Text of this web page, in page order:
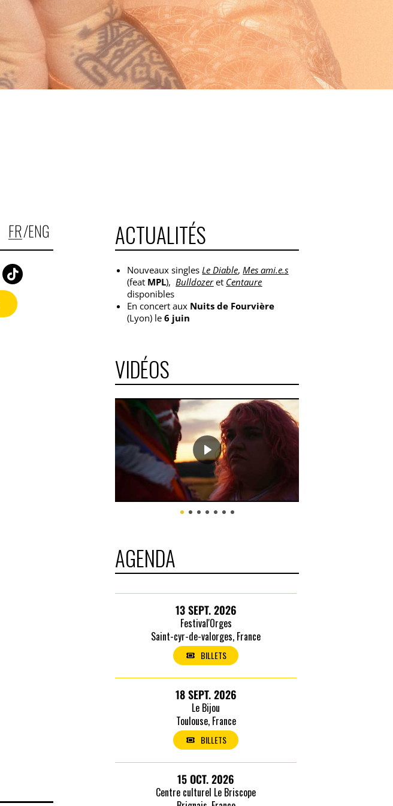
FR/ENG
T
i
k
t
o
ACTUALITÉS
Nouveaux singlesLe Diable,Mes ami.e.s
(feat MPL),Bulldozeret Centaure
disponibles
En concert aux Nuits de Fourvière
(Lyon) le6 juin
VIDÉOS
AGENDA
13 SEPT. 2026
Festival'Orges
Saint-cyr-de-valorges, France
BILLETS
18 SEPT. 2026
Le Bijou
Toulouse, France
BILLETS
15 OCT. 2026
Centre culturel Le Briscope